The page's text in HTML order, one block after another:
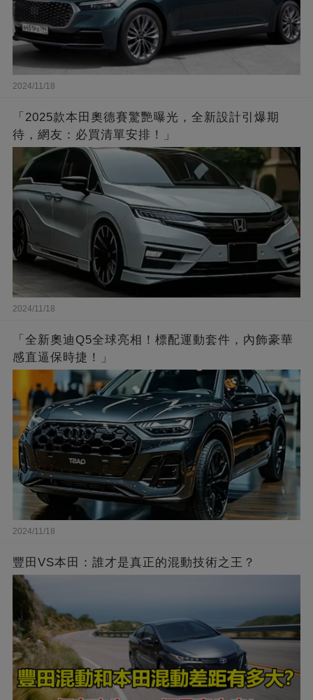
2024/11/18
「2025款本田奧德賽驚艷曝光，全新設計引爆期
待，網友：必買清單安排！」
2024/11/18
「全新奧迪Q5全球亮相！標配運動套件，內飾豪華
感直逼保時捷！」
2024/11/18
豐田VS本田：誰才是真正的混動技術之王？